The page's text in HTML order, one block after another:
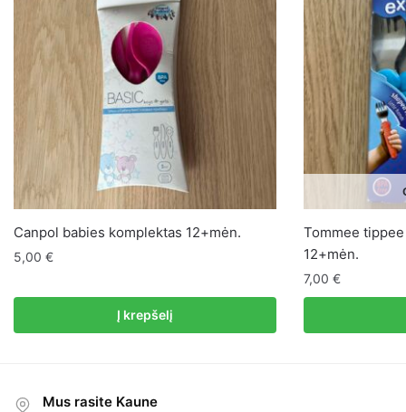
Canpol babies komplektas 12+mėn.
5,00 €
Į krepšelį
Tommee
12+mėn.
7,00 €
Mus rasite Kaune